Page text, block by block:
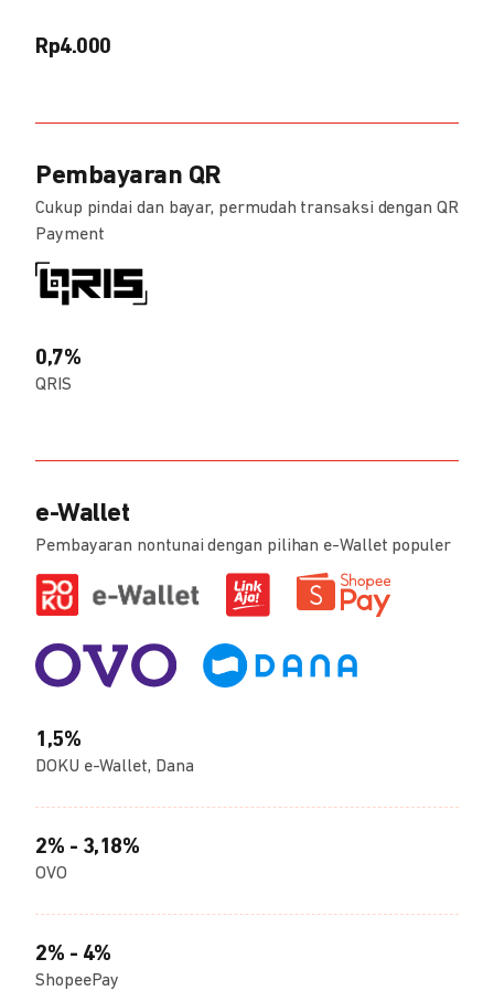
Rp4.000
Pembayaran QR
Cukup pindai dan bayar, permudah transaksi dengan QR
Payment
0,7%
QRIS
e-Wallet
Pembayaran nontunai dengan pilihan e-Wallet populer
1,5%
DOKU e-Wallet, Dana
2% - 3,18%
OVO
2% - 4%
ShopeePay